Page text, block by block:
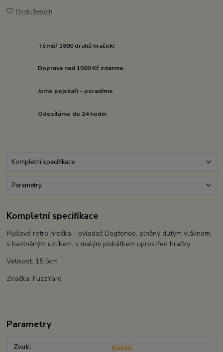
Do oblíbených
Téměř 1800 druhů hraček!
Doprava nad 1500 Kč zdarma
Jsme pejskaři – poradíme
Odesíláme do 24 hodin
Kompletní specifikace
Parametry
Kompletní specifikace
Plyšová retro hračka - ovladač Dogtendo, plněný dutým vláknem,
s bavlněným uzlíkem, s malým pískátkem uprostřed hračky.
Velikost: 15,5cm
Značka: FuzzYard
Parametry
Zvuk pískací